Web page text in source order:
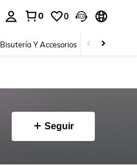
0 0
Bisutería Y Accesorios Zapatos
Seguir